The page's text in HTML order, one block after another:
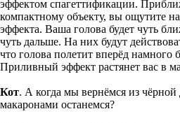
эффектом спагеттификации.
компактному объекту, вы ощутите
эффекта. Ваша голова будет чуть
чуть дальше. На них будут
что голова полетит вперёд намного
Приливный эффект растянет вас в
Кот. А когда мы вернёмся из
макаронами останемся?